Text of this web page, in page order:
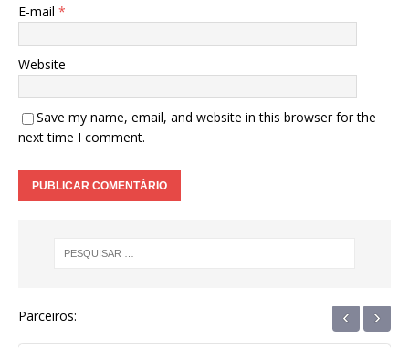
E-mail *
Website
Save my name, email, and website in this browser for the
next time I comment.
Parceiros: ‹ ›